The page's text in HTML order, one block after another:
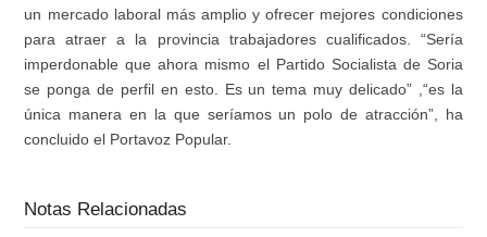
un mercado laboral más amplio y ofrecer mejores condiciones
para atraer a la provincia trabajadores cualificados.
“Sería
imperdonable que ahora mismo el Partido Socialista de Soria
se ponga de perfil en esto. Es un tema muy delicado” , “es la
única manera en la que seríamos un polo de atracción”,
ha
concluidoel Portavoz Popular.
Notas Relacionadas